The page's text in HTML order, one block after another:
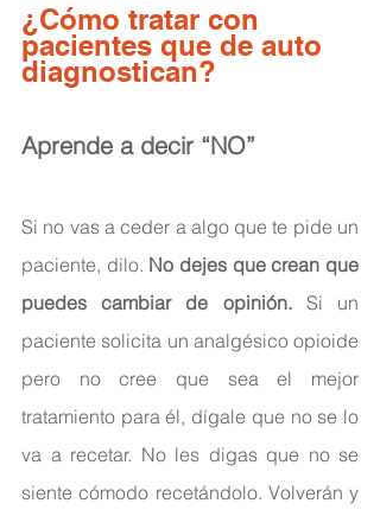
¿Cómo tratar con
pacientes que de auto
diagnostican?
Aprende a decir “NO”
Si no vas a ceder a algo que te pide un
paciente, dilo. No dejes que crean que
puedes cambiar de opinión. Si un
paciente solicita un analgésico opioide
pero no cree que sea el mejor
tratamiento para él, dígale que no se lo
va a recetar. No les digas que no se
siente cómodo recetándolo. Volverán y